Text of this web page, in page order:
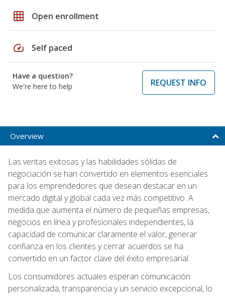
grid_on Open enrollment
speed Self paced
Have a question?
We're here to help
REQUEST INFO
Overview
Las ventas exitosas y las habilidades sólidas de
negociación se han convertido en elementos esenciales
para los emprendedores que desean destacar en un
mercado digital y global cada vez más competitivo. A
medida que aumenta el número de pequeñas empresas,
negocios en línea y profesionales independientes, la
capacidad de comunicar claramente el valor, generar
confianza en los clientes y cerrar acuerdos se ha
convertido en un factor clave del éxito empresarial.
Los consumidores actuales esperan comunicación
personalizada, transparencia y un servicio excepcional, lo